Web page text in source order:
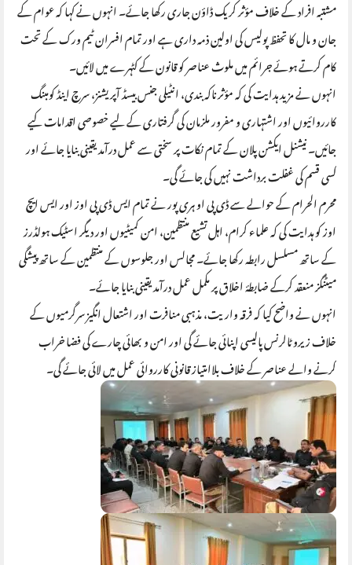
مشتبہ افراد کے خلاف مؤثر کریک ڈاؤن جاری رکھا جائے۔ انہوں نے کہا کہ عوام کے
جان و مال کا تحفظ پولیس کی اولین ذمہ داری ہے اور تمام افسران ٹیم ورک کے تحت
کام کرتے ہوئے جرائم میں ملوث عناصر کو قانون کے کٹہرے میں لائیں۔
انہوں نے مزید ہدایت کی کہ مؤثر ناکہ بندی، انٹیلی جنس بیسڈ آپریشنز، سرچ اینڈ کومبنگ
کارروائیوں اور اشتہاری و مفرور ملزمان کی گرفتاری کے لیے خصوصی اقدامات کیے
جائیں۔ نیشنل ایکشن پلان کے تمام نکات پر سختی سے عمل درآمد یقینی بنایا جائے اور
کسی قسم کی غفلت برداشت نہیں کی جائے گی۔
محرم الحرام کے حوالے سے ڈی پی او ہری پور نے تمام ایس ڈی پی اوز اور ایس ایچ
اوز کو ہدایت کی کہ علماء کرام، اہل تشیع منتظمین، امن کمیٹیوں اور دیگر اسٹیک ہولڈرز
کے ساتھ مسلسل رابطہ رکھا جائے۔ مجالس اور جلوسوں کے منتظمین کے ساتھ پیشگی
میٹنگز منعقد کرکے ضابطۂ اخلاق پر مکمل عمل درآمد یقینی بنایا جائے۔
انہوں نے واضح کیا کہ فرقہ واریت، مذہبی منافرت اور اشتعال انگیز سرگرمیوں کے
خلاف زیرو ٹالرنس پالیسی اپنائی جائے گی اور امن و بھائی چارے کی فضا خراب
کرنے والے عناصر کے خلاف بلاامتیاز قانونی کارروائی عمل میں لائی جائے گی۔